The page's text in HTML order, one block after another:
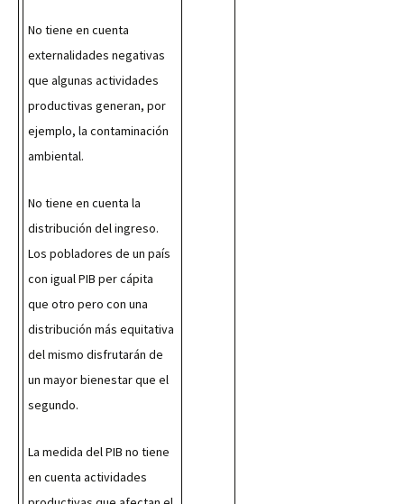
No tiene en cuenta
externalidades negativas
que algunas actividades
productivas generan, por
ejemplo, la contaminación
ambiental.
No tiene en cuenta la
distribución del ingreso.
Los pobladores de un país
con igual PIB per cápita
que otro pero con una
distribución más equitativa
del mismo disfrutarán de
un mayor bienestar que el
segundo.
La medida del PIB no tiene
en cuenta actividades